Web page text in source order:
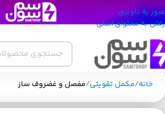
عبور به ناوبری
رفتن به محتوای اصلی
خانه مکمل تقویتی مفصل و غضروف ساز